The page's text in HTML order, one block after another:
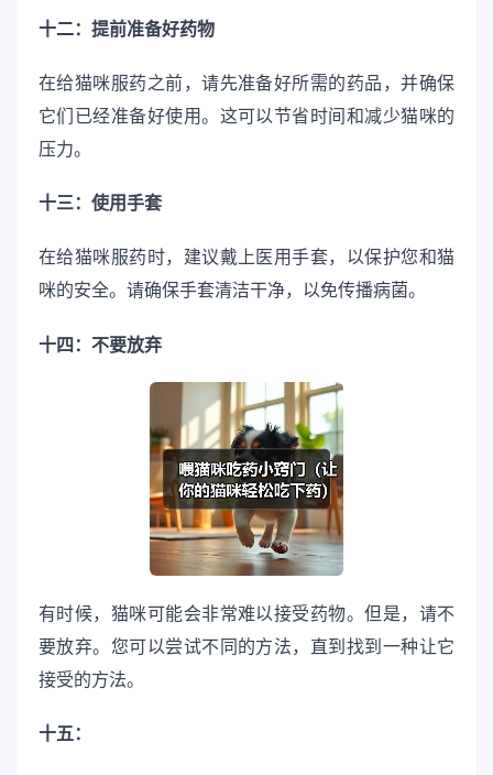
十二：提前准备好药物
在给猫咪服药之前，请先准备好所需的药品，并确保
它们已经准备好使用。这可以节省时间和减少猫咪的
压力。
十三：使用手套
在给猫咪服药时，建议戴上医用手套，以保护您和猫
咪的安全。请确保手套清洁干净，以免传播病菌。
十四：不要放弃
有时候，猫咪可能会非常难以接受药物。但是，请不
要放弃。您可以尝试不同的方法，直到找到一种让它
接受的方法。
十五：